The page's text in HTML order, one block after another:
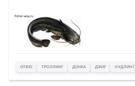
ОТВЕС ТРОЛЛИНГ ДОНКА ДЖИГ НУДЛИНГ